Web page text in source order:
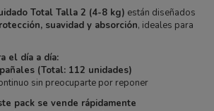
Total Talla 2 (4-8 kg) están diseñados
suavidad y absorción, ideales para
el día a día:
(Total: 112 unidades)
sin preocuparte por reponer
pack se vende rápidamente